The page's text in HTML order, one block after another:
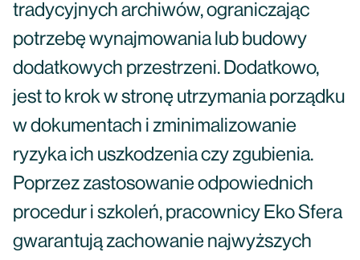
tradycyjnych archiwów, ograniczając
potrzebę wynajmowania lub budowy
dodatkowych przestrzeni. Dodatkowo,
jest to krok w stronę utrzymania porządku
w dokumentach i zminimalizowanie
ryzyka ich uszkodzenia czy zgubienia.
Poprzez zastosowanie odpowiednich
procedur i szkoleń, pracownicy Eko Sfera
gwarantują zachowanie najwyższych